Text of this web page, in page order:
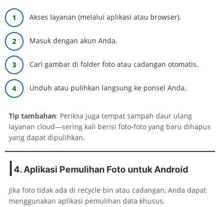
Akses layanan (melalui aplikasi atau browser).
Masuk dengan akun Anda.
Cari gambar di folder foto atau cadangan otomatis.
Unduh atau pulihkan langsung ke ponsel Anda.
Tip tambahan: Periksa juga tempat sampah daur ulang
layanan cloud—sering kali berisi foto-foto yang baru dihapus
yang dapat dipulihkan.
4. Aplikasi Pemulihan Foto untuk Android
Jika foto tidak ada di recycle bin atau cadangan, Anda dapat
menggunakan aplikasi pemulihan data khusus.